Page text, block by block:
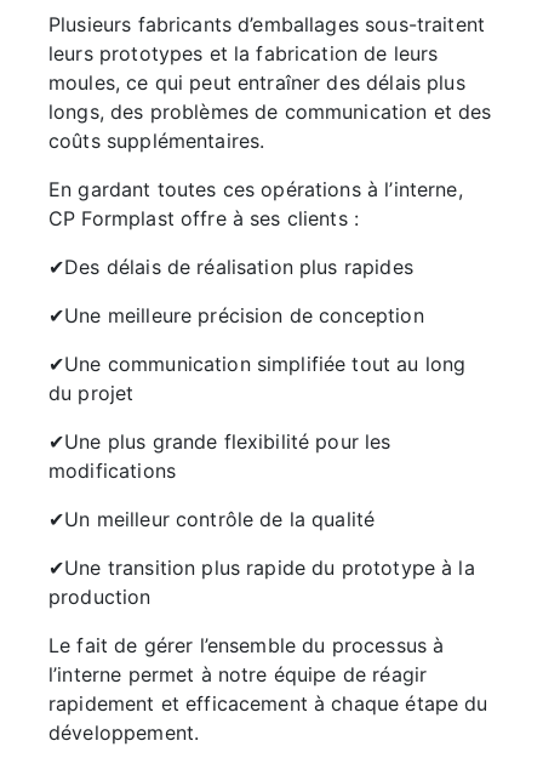
Plusieurs fabricants d’emballages sous-traitent
leurs prototypes et la fabrication de leurs
moules, ce qui peut entraîner des délais plus
longs, des problèmes de communication et des
coûts supplémentaires.
En gardant toutes ces opérations à l’interne,
CP Formplast offre à ses clients :
✔Des délais de réalisation plus rapides
✔Une meilleure précision de conception
✔Une communication simplifiée tout au long
du projet
✔Une plus grande flexibilité pour les
modifications
✔Un meilleur contrôle de la qualité
✔Une transition plus rapide du prototype à la
production
Le fait de gérer l’ensemble du processus à
l’interne permet à notre équipe de réagir
rapidement et efficacement à chaque étape du
développement.